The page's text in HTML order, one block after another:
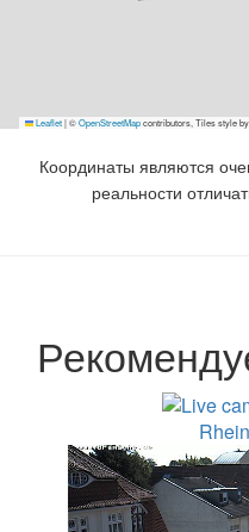
Leaflet|©OpenStreetMapcontributors, Tiles style by
Координаты являются
реальности